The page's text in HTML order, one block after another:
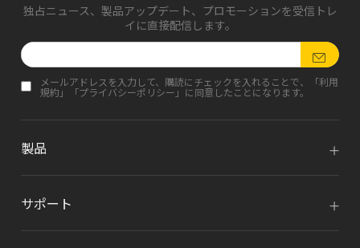
独占ニュース、製品アップデート、プロモーションを受信トレ
イに直接配信します。
メールアドレスを入力して、購読にチェックを入れることで、「利用
規約 」「プライバシーポリシー 」に同意したことになります。
製品
サポート